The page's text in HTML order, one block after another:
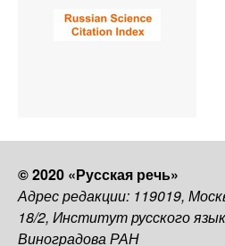
© 2020 «Русская речь»
Адрес редакции: 119019,
18/2, Институт русского
Виноградова РАН